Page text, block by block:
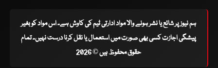
ہم نیوز پر شائع یا نشر ہونے والا مواد ادارتی ٹیم کی کاوش ہے۔ اس مواد کو بغیر
پیشگی اجازت کسی بھی صورت میں استعمال یا نقل کرنا درست نہیں۔ تمام
حقوق محفوظ ہیں © 2026